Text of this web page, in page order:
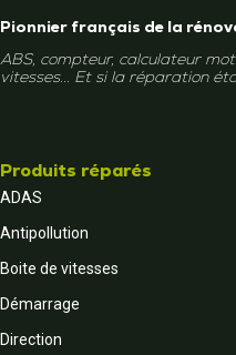
Pionnier français de la
ABS, compteur, calculateur
vitesses... Et si la réparation
Produits réparés
ADAS
Antipollution
Boite de vitesses
Démarrage
Direction